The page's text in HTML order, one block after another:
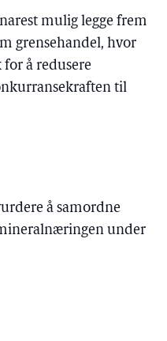
mulig legge frem
grensehandel, hvor
å redusere
til
å samordne
under